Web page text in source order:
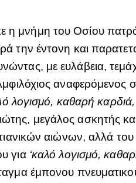
η μνήμη του Οσίου
την έντονη και
με ευλάβεια,
αναφερόμενος
λογισμό, καθαρή
μεγάλος ασκητής
αιώνων, αλλά του
για ‘καλό λογισμό,
έμπονου